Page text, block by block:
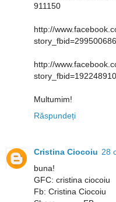
911150
http://
http://
Multumim!
Răspundeți
Cristina Ciocoiu 28
buna!
GFC: cristina ciocoiu
Fb: Cristina Ciocoiu